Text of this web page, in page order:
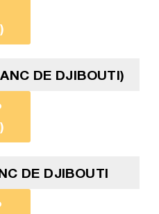
DE DJIBOUTI)
DE DJIBOUTI